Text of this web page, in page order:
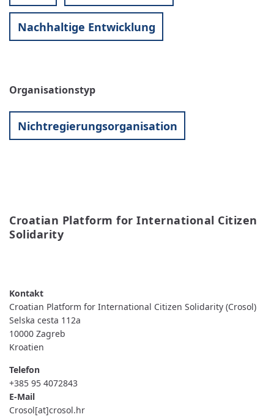
Nachhaltige Entwicklung
Organisationstyp
Nichtregierungsorganisation
Croatian Platform for International Citizen
Solidarity
INTERNATIONAL
CITIZEN
Croatian Platform for International Citizen Solidarity (Crosol)
Selska cesta 112a
10000 Zagreb
Kroatien
Telefon
+385 95 4072843
E-Mail
Crosol[at]crosol.hr